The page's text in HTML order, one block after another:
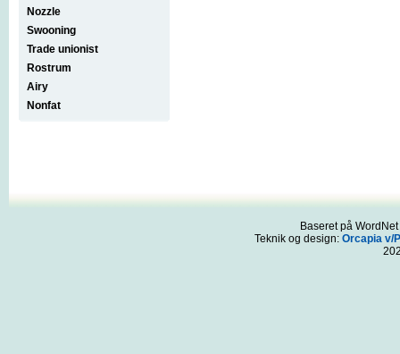
Nozzle
Swooning
Trade unionist
Rostrum
Airy
Nonfat
Baseret på
Teknik og design: Orcapia v/